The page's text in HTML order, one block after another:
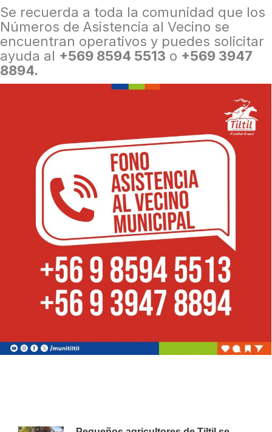
Se recuerda a toda la comunidad que los
Números de Asistencia al Vecino se
encuentran operativos y puedes solicitar
ayuda al +569 8594 5513 o +569 3947
8894.